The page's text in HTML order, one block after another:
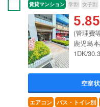
賃貸マンション 学割 女子割
5.85
(管理費
鹿児島
1DK/
空室
エアコン バス・トイレ別